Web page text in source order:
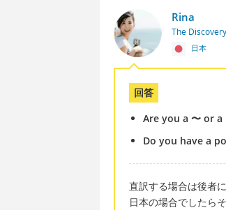
Rina
The
日本
回答
Are you a 〜 or a
Do you have a
直訳する場合は後者
日本の場合でしたら